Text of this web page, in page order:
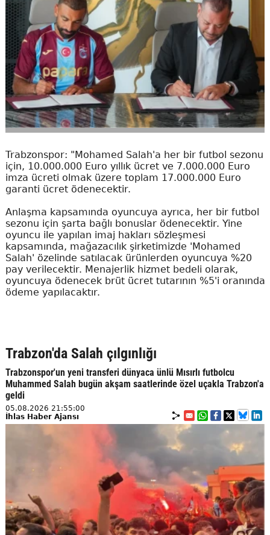
Trabzonspor: "Mohamed Salah'a her bir futbol sezonu
için, 10.000.000 Euro yıllık ücret ve 7.000.000 Euro
imza ücreti olmak üzere toplam 17.000.000 Euro
garanti ücret ödenecektir.
Anlaşma kapsamında oyuncuya ayrıca, her bir futbol
sezonu için şarta bağlı bonuslar ödenecektir. Yine
oyuncu ile yapılan imaj hakları sözleşmesi
kapsamında, mağazacılık şirketimizde 'Mohamed
Salah' özelinde satılacak ürünlerden oyuncuya %20
pay verilecektir. Menajerlik hizmet bedeli olarak,
oyuncuya ödenecek brüt ücret tutarının %5'i oranında
ödeme yapılacaktır.
Trabzon'da Salah çılgınlığı
Trabzonspor'un yeni transferi dünyaca ünlü Mısırlı futbolcu
Muhammed Salah bugün akşam saatlerinde özel uçakla Trabzon'a
geldi
05.08.2026 21:55:00
İhlas Haber Ajansı